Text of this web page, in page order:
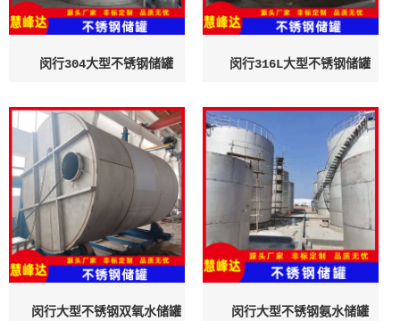
闵行304大型不锈钢储罐 闵行316L大型不锈钢储罐
闵行大型不锈钢双氧水储罐 闵行大型不锈钢氨水储罐